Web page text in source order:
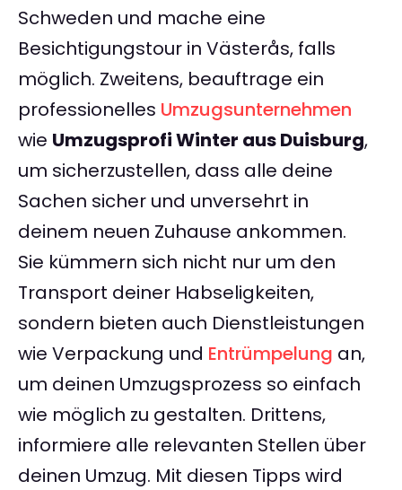
Schweden und mache eine
Besichtigungstour in Västerås, falls
möglich. Zweitens, beauftrage ein
professionelles Umzugsunternehmen
wie Umzugsprofi Winter aus Duisburg,
um sicherzustellen, dass alle deine
Sachen sicher und unversehrt in
deinem neuen Zuhause ankommen.
Sie kümmern sich nicht nur um den
Transport deiner Habseligkeiten,
sondern bieten auch Dienstleistungen
wie Verpackung und Entrümpelung an,
um deinen Umzugsprozess so einfach
wie möglich zu gestalten. Drittens,
informiere alle relevanten Stellen über
deinen Umzug. Mit diesen Tipps wird